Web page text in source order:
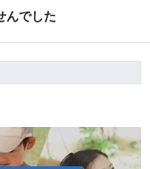
んでした